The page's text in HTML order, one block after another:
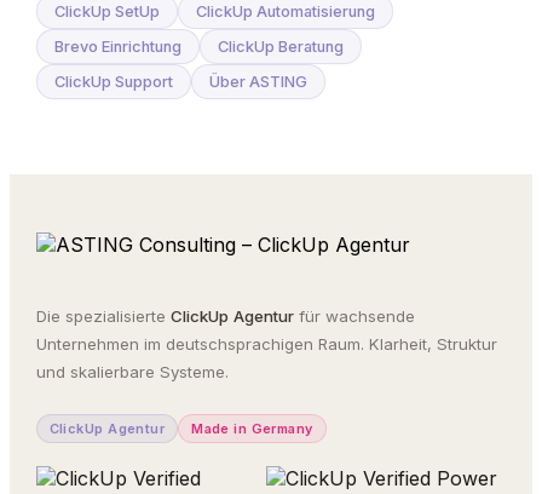
ClickUp SetUp
ClickUp Automatisierung
Brevo Einrichtung
ClickUp Beratung
ClickUp Support
Über ASTING
Die spezialisierte ClickUp Agenturfür wachsende
Unternehmen im deutschsprachigen Raum. Klarheit, Struktur
und skalierbare Systeme.
ClickUp Agentur Made in Germany